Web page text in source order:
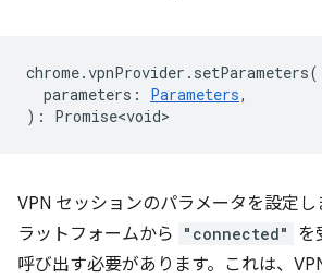
chrome.vpnProvider . setParameters(
parameters : Parameters,
) : Promise<void>
VPN セッションのパラメータを設定
ラットフォームから
"connected"
を
呼び出す必要があります。これは、